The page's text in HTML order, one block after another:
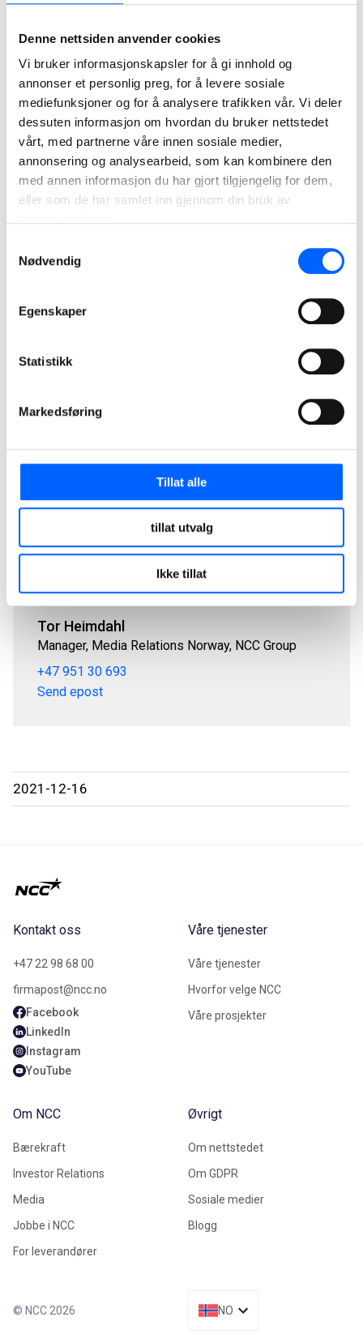
Denne nettsiden anvender cookies
Vi bruker informasjonskapsler for å gi innhold og
annonser et personlig preg, for å levere sosiale
mediefunksjoner og for å analysere trafikken vår. Vi deler
dessuten informasjon om hvordan du bruker nettstedet
vårt, med partnerne våre innen sosiale medier,
annonsering og analysearbeid, som kan kombinere den
med annen informasjon du har gjort tilgjengelig for dem,
eller som de har samlet inn gjennom din bruk av
Nødvendig
Egenskaper
Statistikk
Markedsføring
Tillat alle
tillat utvalg
Ikke tillat
Røde Kors Leksehjelp ønsker vi å bidra til å realisere
som ikke har mulighet til å be om hjelp hjemme. Leksehjelp
skal bidra til å utjevne sosiale forskjeller for elever i
grunnskole og videregående skole. Vi takker NCC for at de
valgte å donere julegaven deres til oss, sier Una Cecilie
Aagesen, seniorrådgiver i Røde Kors i Norge.
– Med NCCs bidrag kan disse organisasjonene hjelpe flere
barn til å utvikle seg i skolen og til å skape en bedre
Røde kors leksehjelp
Tor Heimdahl
Manager, Media Relations Norway, NCC Group
+47 951 30 693
Send epost
2021-12-16
Kontakt oss
+47 22 98 68 00
firmapost@ncc.no
Facebook
LinkedIn
Instagram
YouTube
Våre tjenester
Våre tjenester
Hvorfor velge NCC
Våre prosjekter
Om NCC
Bærekraft
Investor Relations
Media
Jobbe i NCC
For leverandører
Øvrigt
Om nettstedet
Om GDPR
Sosiale medier
Blogg
© NCC 2026 NO